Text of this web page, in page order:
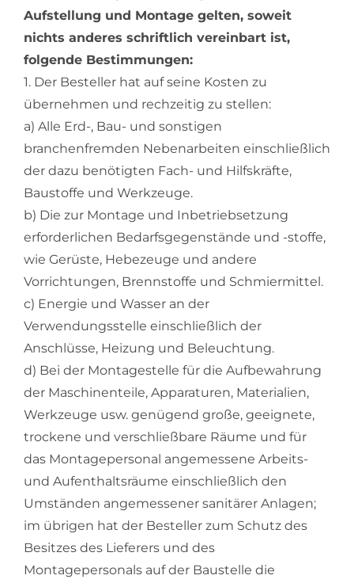
Aufstellung und Montage gelten, soweit
nichts anderes schriftlich vereinbart ist,
folgende Bestimmungen:
1. Der Besteller hat auf seine Kosten zu
übernehmen und rechzeitig zu stellen:
a) Alle Erd-, Bau- und sonstigen
branchenfremden Nebenarbeiten einschließlich
der dazu benötigten Fach- und Hilfskräfte,
Baustoffe und Werkzeuge.
b) Die zur Montage und Inbetriebsetzung
erforderlichen Bedarfsgegenstände und -stoffe,
wie Gerüste, Hebezeuge und andere
Vorrichtungen, Brennstoffe und Schmiermittel.
c) Energie und Wasser an der
Verwendungsstelle einschließlich der
Anschlüsse, Heizung und Beleuchtung.
d) Bei der Montagestelle für die Aufbewahrung
der Maschinenteile, Apparaturen, Materialien,
Werkzeuge usw. genügend große, geeignete,
trockene und verschließbare Räume und für
das Montagepersonal angemessene Arbeits-
und Aufenthaltsräume einschließlich den
Umständen angemessener sanitärer Anlagen;
im übrigen hat der Besteller zum Schutz des
Besitzes des Lieferers und des
Montagepersonals auf der Baustelle die